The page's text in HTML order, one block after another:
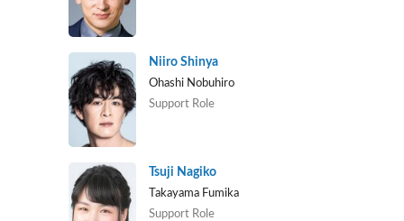
Niiro Shinya
Ohashi Nobuhiro
Support Role
Tsuji Nagiko
Takayama Fumika
Support Role